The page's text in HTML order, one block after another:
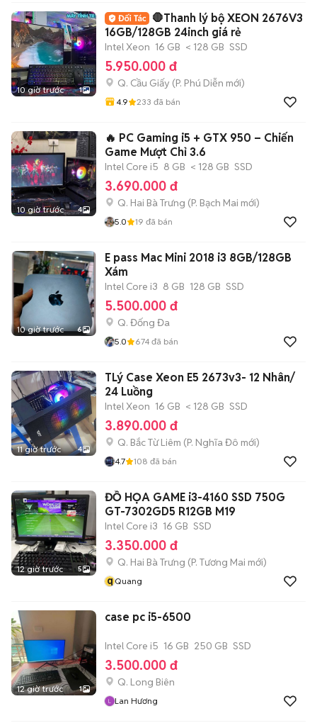
10 giờ trước 1
🛑Thanh lý bộ XEON 2676V3
16GB/128GB 24inch giá rẻ
Intel Xeon 16 GB < 128 GB SSD
5.950.000 đ
Q. Cầu Giấy (P. Phú Diễn mới)
4.9 233 đã bán
10 giờ trước 4
🔥 PC Gaming i5 + GTX 950 – Chiến
Game Mượt Chỉ 3.6
Intel Core i5 8 GB < 128 GB SSD
3.690.000 đ
Q. Hai Bà Trưng (P. Bạch Mai mới)
5.0 19 đã bán
10 giờ trước 6
E pass Mac Mini 2018 i3 8GB/128GB
Xám
Intel Core i3 8 GB 128 GB SSD
5.500.000 đ
Q. Đống Đa
5.0 674 đã bán
11 giờ trước 4
TLý Case Xeon E5 2673v3- 12 Nhân/
24 Luồng
Intel Xeon 16 GB < 128 GB SSD
3.890.000 đ
Q. Bắc Từ Liêm (P. Nghĩa Đô mới)
4.7 108 đã bán
12 giờ trước 5
ĐỒ HỌA GAME i3-4160 SSD 750G
GT-7302GD5 R12GB M19
Intel Core i3 16 GB SSD
3.350.000 đ
Q. Hai Bà Trưng (P. Tương Mai mới)
qQuang
12 giờ trước 1
case pc i5-6500
Intel Core i5 16 GB 250 GB SSD
3.500.000 đ
Q. Long Biên
Lan Hương